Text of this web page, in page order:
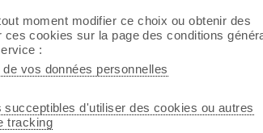
moment modifier ce choix ou obtenir des
ces cookies sur la page des conditions
:
de vos données personnelles
succeptibles d'utiliser des cookies ou autres
tracking